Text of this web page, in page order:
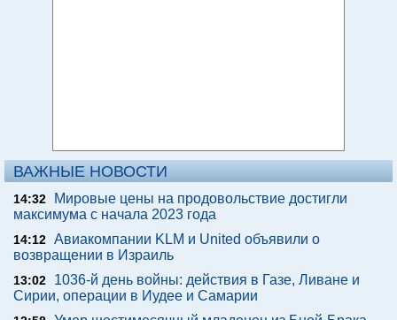
ВАЖНЫЕ НОВОСТИ
14:32
Мировые цены на продовольствие достигли
максимума с начала 2023 года
14:12 Авиакомпании KLM и United объявили о
возвращении в Израиль
13:02
1036-й день войны: действия в Газе, Ливане и
Сирии, операции в Иудее и Самарии